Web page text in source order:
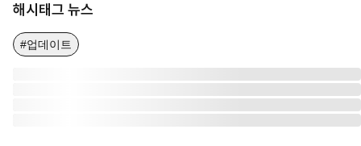
해시태그 뉴스
#업데이트